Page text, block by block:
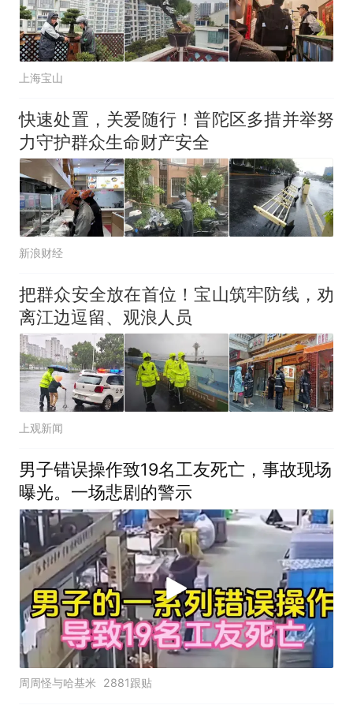
上海宝山
快速处置，关爱随行！普陀区多措并举努
力守护群众生命财产安全
新浪财经
把群众安全放在首位！宝山筑牢防线，劝
离江边逗留、观浪人员
上观新闻
男子错误操作致19名工友死亡，事故现场
曝光。一场悲剧的警示
周周怪与哈基米 2881跟贴